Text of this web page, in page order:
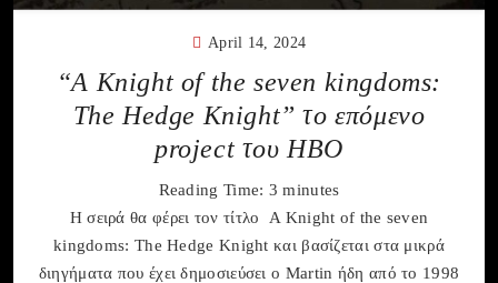
April 14, 2024
“A Knight of the seven kingdoms:
The Hedge Knight” το επόμενο
project του HBO
Reading Time: 3 minutes
Η σειρά θα φέρει τον τίτλο A Knight of the seven
kingdoms: The Hedge Knight και βασίζεται στα μικρά
διηγήματα που έχει δημοσιεύσει o Martin ήδη από το 1998